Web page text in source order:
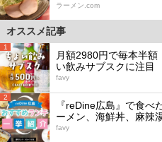
ラーメン.com
オススメ記事
1
月額2980円で毎本半
い飲みサブスクに注目
favy
2
『reDine広島』で食べ
ーメン、海鮮丼、麻辣
favy